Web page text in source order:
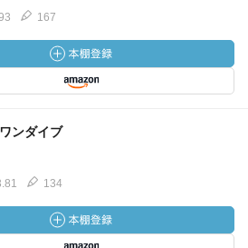
167
ンダイブ
134